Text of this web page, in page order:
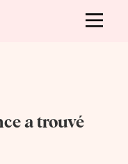
a trouvé